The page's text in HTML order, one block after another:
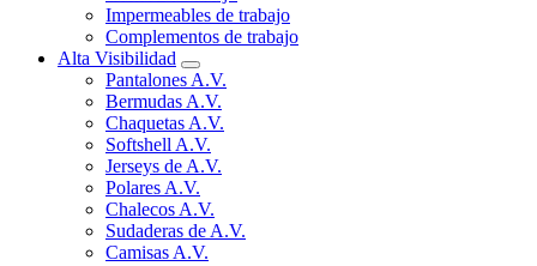
Impermeables de trabajo
Complementos de trabajo
Alta Visibilidad
Pantalones A.V.
Bermudas A.V.
Chaquetas A.V.
Softshell A.V.
Jerseys de A.V.
Polares A.V.
Chalecos A.V.
Sudaderas de A.V.
Camisas A.V.